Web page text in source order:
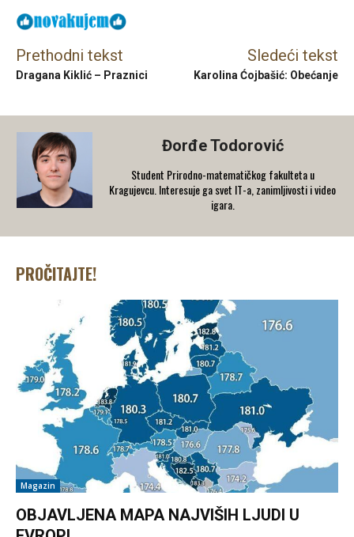
Prethodni tekst
Dragana Kiklić – Praznici
Sledeći tekst
Karolina Ćojbašić: Obećanje
Đorđe Todorović
Student Prirodno-matematičkog fakulteta u
Kragujevcu. Interesuje ga svet IT-a, zanimljivosti i video
igara.
PROČITAJTE!
Magazin
OBJAVLJENA MAPA NAJVIŠIH LJUDI U